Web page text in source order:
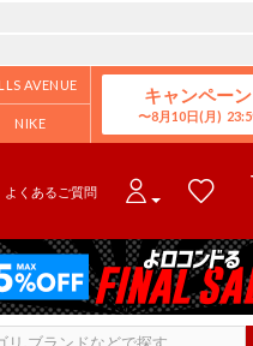
AVENUE
NIKE
キャンペーン
8月10日(月)
よくあるご質問